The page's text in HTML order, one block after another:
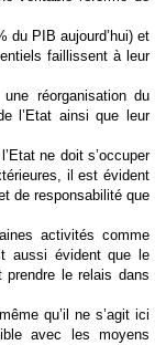
du PIB aujourd’hui) et
faillissent à leur
réorganisation du
l’Etat ainsi que leur
ne doit s’occuper
il est évident
de responsabilité que
activités comme
aussi évident que le
le relais dans
qu’il ne s’agit ici
avec les moyens